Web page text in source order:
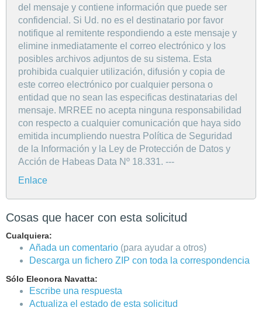
del mensaje y contiene información que puede ser
confidencial. Si Ud. no es el destinatario por favor
notifique al remitente respondiendo a este mensaje y
elimine inmediatamente el correo electrónico y los
posibles archivos adjuntos de su sistema. Esta
prohibida cualquier utilización, difusión y copia de
este correo electrónico por cualquier persona o
entidad que no sean las especificas destinatarias del
mensaje. MRREE no acepta ninguna responsabilidad
con respecto a cualquier comunicación que haya sido
emitida incumpliendo nuestra Política de Seguridad
de la Información y la Ley de Protección de Datos y
Acción de Habeas Data Nº 18.331. ---
Enlace
Cosas que hacer con esta solicitud
Cualquiera:
Añada un comentario (para ayudar a otros)
Descarga un fichero ZIP con toda la correspondencia
Sólo Eleonora Navatta:
Escribe una respuesta
Actualiza el estado de esta solicitud